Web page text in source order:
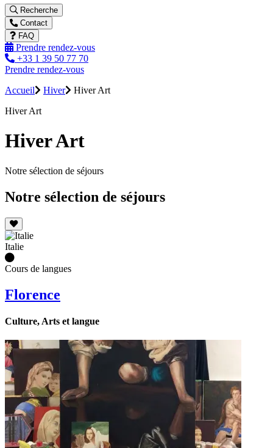
Recherche
Contact
FAQ
Prendre rendez-vous
+33 1 39 50 77 70
Prendre rendez-vous
Accueil
Hiver
Hiver Art
Hiver Art
Hiver Art
Notre sélection de séjours
Notre sélection de séjours
Italie
Cours de langues
Florence
Culture, Arts et langue